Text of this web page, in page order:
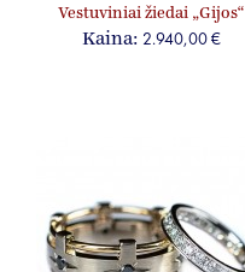
Vestuviniai žiedai „Gijos“
Kaina: 2.940,00 €